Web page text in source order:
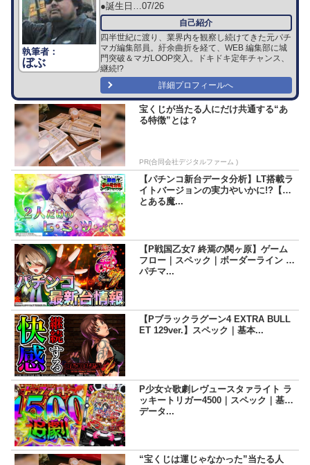
ぼぶ
●誕生日…07/26
四半世紀に渡り、業界内を観察し続けてきた元パチ
マガ編集部員。紆余曲折を経て、WEB 編集部に城
門突破＆マガLOOP突入。ドキドキ定年チャンス、
継続!?
詳細プロフィールへ
宝くじが当たる人にだけ共通する“あ
る特徴”とは？
PR(合同会社デジタルファーム )
【パチンコ新台データ分析】LT搭載ラ
イトバージョンの実力やいかに!?【P
とある魔...
【P戦国乙女7 終焉の関ヶ原】ゲーム
フロー｜スペック｜ボーダーライン |
パチマ...
【Pブラックラグーン4 EXTRA BULL
ET 129ver.】スペック｜基本...
P少女☆歌劇レヴュースタァライト ラ
ッキートリガー4500｜スペック｜基本
データ...
“宝くじは運じゃなかった”当たる人